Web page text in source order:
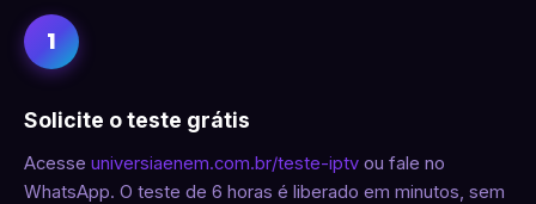
1
Solicite o teste grátis
Acesse universiaenem.com.br/teste-iptv ou fale no
WhatsApp. O teste de 6 horas é liberado em minutos, sem